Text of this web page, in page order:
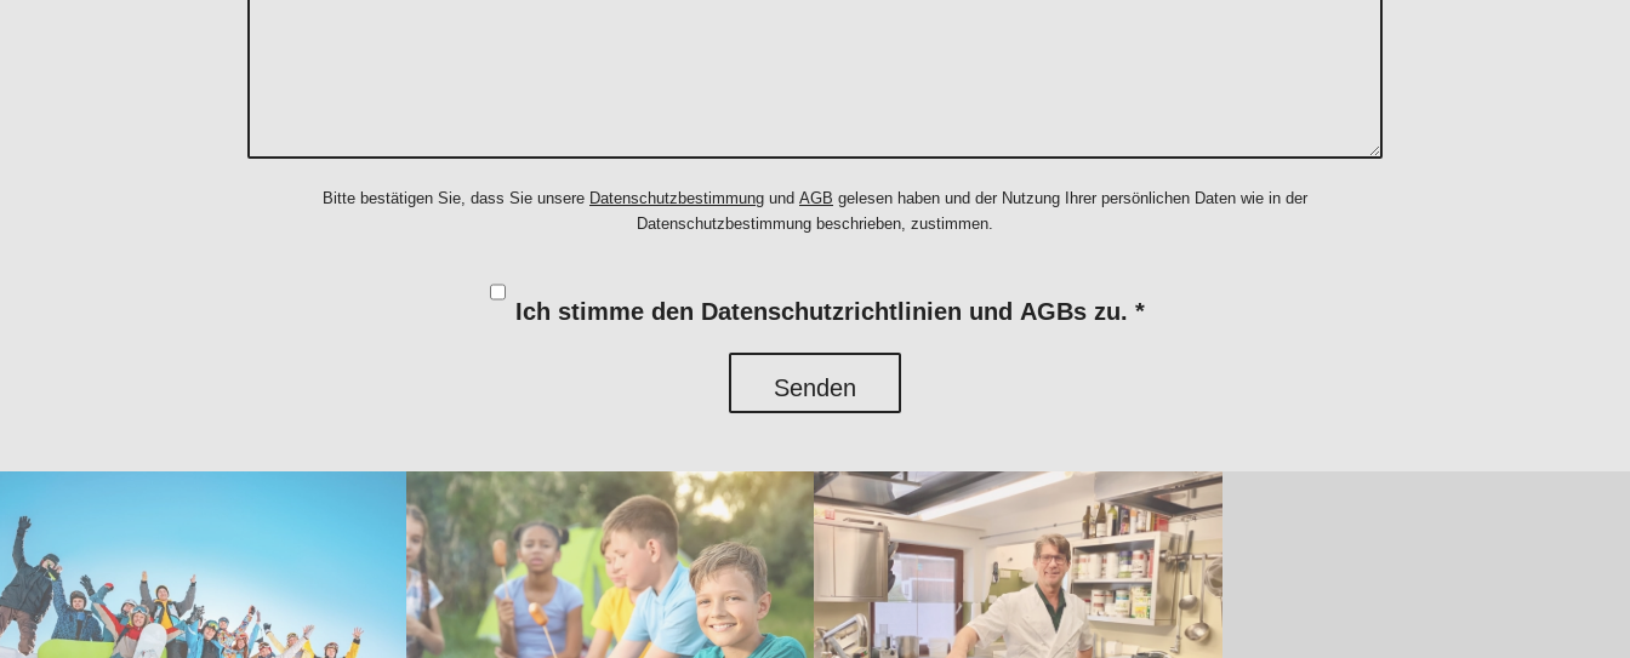
Bitte bestätigen Sie, dass Sie unsere Datenschutzbestimmung und AGB gelesen haben und der Nutzung Ihrer persönlichen Daten wie in der
Datenschutzbestimmung beschrieben, zustimmen.
Ich stimme den Datenschutzrichtlinien und AGBs zu. *